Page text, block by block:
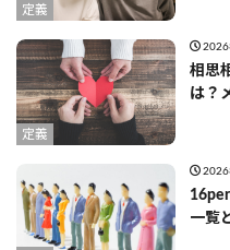
定義
定義
2026
相思
は？
2026
一覧